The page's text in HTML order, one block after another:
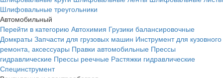
Шлифовальные треугольники
Автомобильный
Перейти в категорию Автохимия Грузики балансировочные
Домкраты Запчасти для грузовых машин Инструмент для кузовного
ремонта, аксессуары Правки автомобильные Прессы
гидравлические Прессы реечные Растяжки гидравлические
Специнструмент